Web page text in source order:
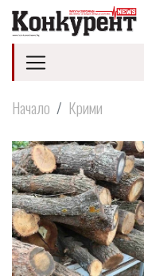
Начало Крими